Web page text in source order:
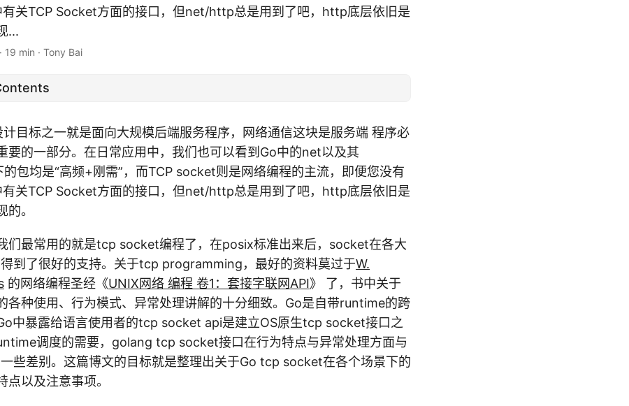
关TCP Socket方面的接口，但net/http总是用到了吧，http底层依旧是
...
· 19 min · Tony Bai
计目标之一就是面向大规模后端服务程序，网络通信这块是服务端 程序必
要的一部分。在日常应用中，我们也可以看到Go中的net以及其
包均是“高频+刚需”，而TCP socket则是网络编程的主流，即便您没有
关TCP Socket方面的接口，但net/http总是用到了吧，http底层依旧是
。
们最常用的就是tcp socket编程了，在posix标准出来后，socket在各大
到了很好的支持。关于tcp programming，最好的资料莫过于W.
的网络编程圣经《UNIX网络 编程 卷1：套接字联网API》 了，书中关于
种使用、行为模式、异常处理讲解的十分细致。Go是自带runtime的跨
中暴露给语言使用者的tcp socket api是建立OS原生tcp socket接口之
调度的需要，golang tcp socket接口在行为特点与异常处理方面与
些差别。这篇博文的目标就是整理出关于Go tcp socket在各个场景下的
点以及注意事项。